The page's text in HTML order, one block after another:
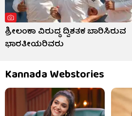
ಶ್ರೀಲಂಕಾ ವಿರುದ್ಧ ದ್ವಿಶತಕ ಬಾರಿಸಿರುವ
ಭಾರತೀಯರಿವರು
Kannada Webstories